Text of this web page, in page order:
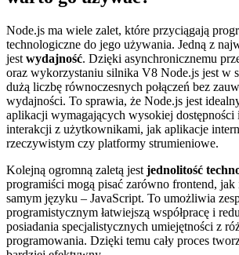
Node.js ma wiele zalet, które przyciągają
technologiczne do jego używania. Jedną z
jest wydajność. Dzięki asynchronicznemu
oraz wykorzystaniu silnika V8 Node.js jest w
dużą liczbę równoczesnych połączeń bez
wydajności. To sprawia, że Node.js jest
aplikacji wymagających wysokiej dostępności
interakcji z użytkownikami, jak aplikacje
rzeczywistym czy platformy strumieniowe.
Kolejną ogromną zaletą jest jednolitość
programiści mogą pisać zarówno frontend,
samym języku – JavaScript. To umożliwia
programistycznym łatwiejszą współpracę i
posiadania specjalistycznych umiejętności z
programowania. Dzięki temu cały proces